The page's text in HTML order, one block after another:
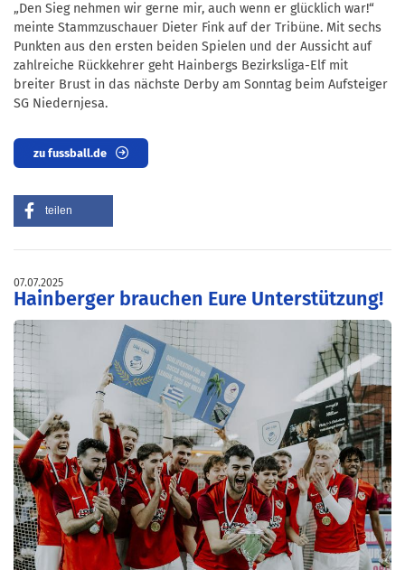
„Den Sieg nehmen wir gerne mir, auch wenn er glücklich war!“
meinte Stammzuschauer Dieter Fink auf der Tribüne. Mit sechs
Punkten aus den ersten beiden Spielen und der Aussicht auf
zahlreiche Rückkehrer geht Hainbergs Bezirksliga-Elf mit
breiter Brust in das nächste Derby am Sonntag beim Aufsteiger
SG Niedernjesa.
zu fussball.de
teilen
07.07.2025
Hainberger brauchen Eure Unterstützung!